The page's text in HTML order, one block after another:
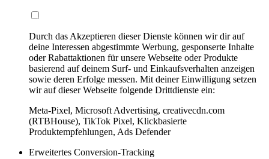
Durch das Akzeptieren dieser Dienste können wir dir auf
deine Interessen abgestimmte Werbung, gesponserte Inhalte
oder Rabattaktionen für unsere Webseite oder Produkte
basierend auf deinem Surf- und Einkaufsverhalten anzeigen
sowie deren Erfolge messen. Mit deiner Einwilligung setzen
wir auf dieser Webseite folgende Drittdienste ein:
Meta-Pixel, Microsoft Advertising, creativecdn.com
(RTBHouse), TikTok Pixel, Klickbasierte
Produktempfehlungen, Ads Defender
Erweitertes Conversion-Tracking